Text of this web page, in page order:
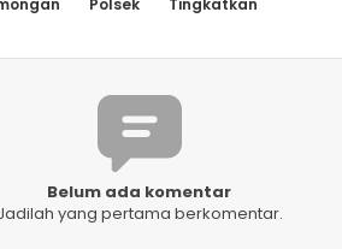
Polsek Tingkatkan
Belum ada komentar
yang pertama berkomentar.